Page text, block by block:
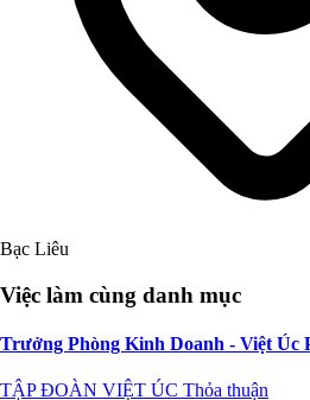
Bạc Liêu
Việc làm cùng danh mục
Trưởng Phòng Kinh Doanh - Việt Úc
TẬP ĐOÀN VIỆT ÚC Thỏa thuận